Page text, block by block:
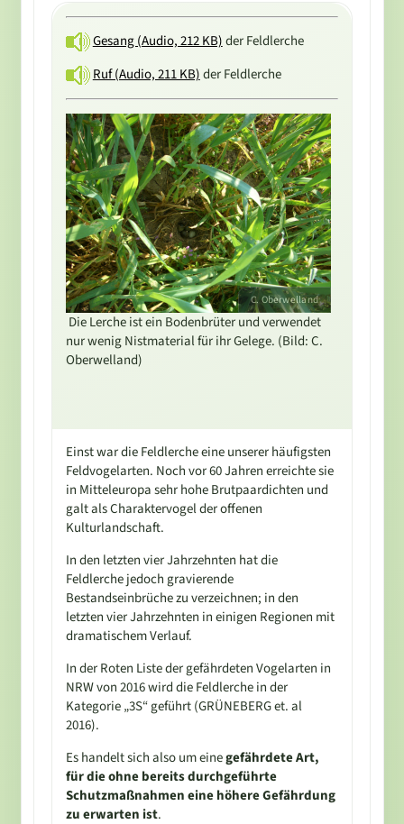
Gesang (Audio, 212 KB) der Feldlerche
Ruf (Audio, 211 KB) der Feldlerche
Die Lerche ist ein Bodenbrüter und verwendet
nur wenig Nistmaterial für ihr Gelege. (Bild: C.
Oberwelland)
Einst war die Feldlerche eine unserer häufigsten
Feldvogelarten. Noch vor 60 Jahren erreichte sie
in Mitteleuropa sehr hohe Brutpaardichten und
galt als Charaktervogel der offenen
Kulturlandschaft.
In den letzten vier Jahrzehnten hat die
Feldlerche jedoch gravierende
Bestandseinbrüche zu verzeichnen; in den
letzten vier Jahrzehnten in einigen Regionen mit
dramatischem Verlauf.
In der Roten Liste der gefährdeten Vogelarten in
NRW von 2016 wird die Feldlerche in der
Kategorie „3S“ geführt (GRÜNEBERG et. al
2016).
Es handelt sich also um einegefährdete Art,
für die ohne bereits durchgeführte
Schutzmaßnahmen eine höhere Gefährdung
zu erwarten ist.
C. Oberwelland